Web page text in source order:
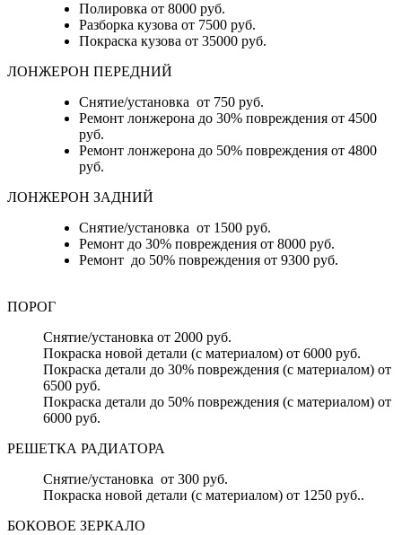
Полировка от 8000 руб.
Разборка кузова от 7500 руб.
Покраска кузова от 35000 руб.
ЛОНЖЕРОН ПЕРЕДНИЙ
Снятие/установка от 750 руб.
Ремонт лонжерона до 30% повреждения от 4500
руб.
Ремонт лонжерона до 50% повреждения от 4800
руб.
ЛОНЖЕРОН ЗАДНИЙ
Снятие/установка от 1500 руб.
Ремонт до 30% повреждения от 8000 руб.
Ремонт до 50% повреждения от 9300 руб.
ПОРОГ
Снятие/установка от 2000 руб.
Покраска новой детали (с материалом) от 6000 руб.
Покраска детали до 30% повреждения (с материалом) от
6500 руб.
Покраска детали до 50% повреждения (с материалом) от
6000 руб.
РЕШЕТКА РАДИАТОРА
Снятие/установка от 300 руб.
Покраска новой детали (с материалом) от 1250 руб..
БОКОВОЕ ЗЕРКАЛО